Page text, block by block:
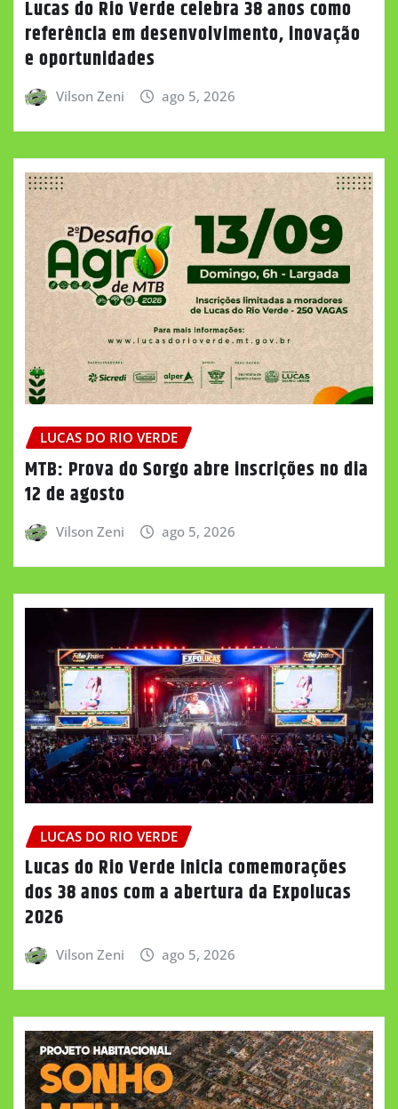
Lucas do Rio Verde celebra 38 anos como
referência em desenvolvimento, inovação
e oportunidades
Vilson Zeni ago 5, 2026
LUCAS DO RIO VERDE
MTB: Prova do Sorgo abre inscrições no dia
12 de agosto
Vilson Zeni ago 5, 2026
LUCAS DO RIO VERDE
Lucas do Rio Verde inicia comemorações
dos 38 anos com a abertura da Expolucas
2026
Vilson Zeni ago 5, 2026